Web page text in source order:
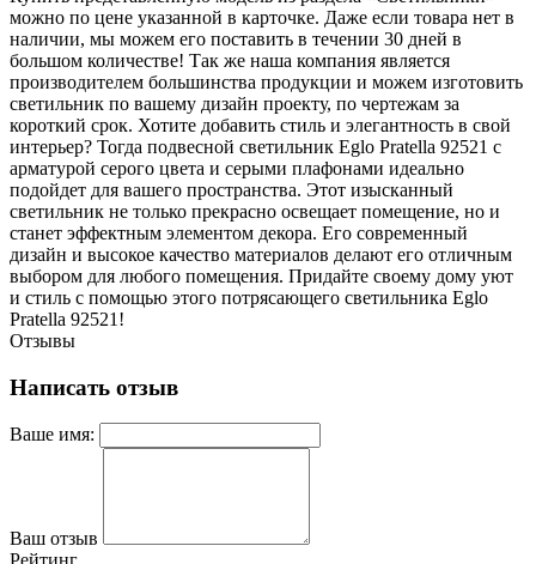
можно по цене указанной в карточке. Даже если товара нет в
наличии, мы можем его поставить в течении 30 дней в
большом количестве! Так же наша компания является
производителем большинства продукции и можем изготовить
светильник по вашему дизайн проекту, по чертежам за
короткий срок. Хотите добавить стиль и элегантность в свой
интерьер? Тогда подвесной светильник Eglo Pratella 92521 с
арматурой серого цвета и серыми плафонами идеально
подойдет для вашего пространства. Этот изысканный
светильник не только прекрасно освещает помещение, но и
станет эффектным элементом декора. Его современный
дизайн и высокое качество материалов делают его отличным
выбором для любого помещения. Придайте своему дому уют
и стиль с помощью этого потрясающего светильника Eglo
Pratella 92521!
Отзывы
Написать отзыв
Ваше имя:
Ваш отзыв